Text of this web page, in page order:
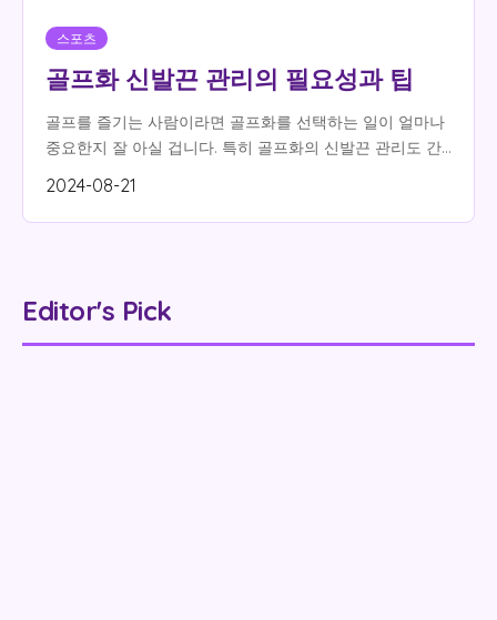
스포츠
골프화 신발끈 관리의 필요성과 팁
골프를 즐기는 사람이라면 골프화를 선택하는 일이 얼마나
중요한지 잘 아실 겁니다. 특히 골프화의 신발끈 관리도 간
관...
2024-08-21
Editor's Pick